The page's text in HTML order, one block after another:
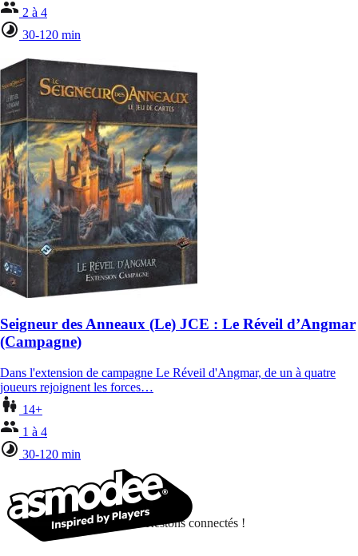
2 à 4
30-120 min
Seigneur des Anneaux (Le) JCE : Le Réveil d’Angmar
(Campagne)
Dans l'extension de campagne Le Réveil d'Angmar, de un à quatre
joueurs rejoignent les forces…
14+
1 à 4
30-120 min
Restons connectés !